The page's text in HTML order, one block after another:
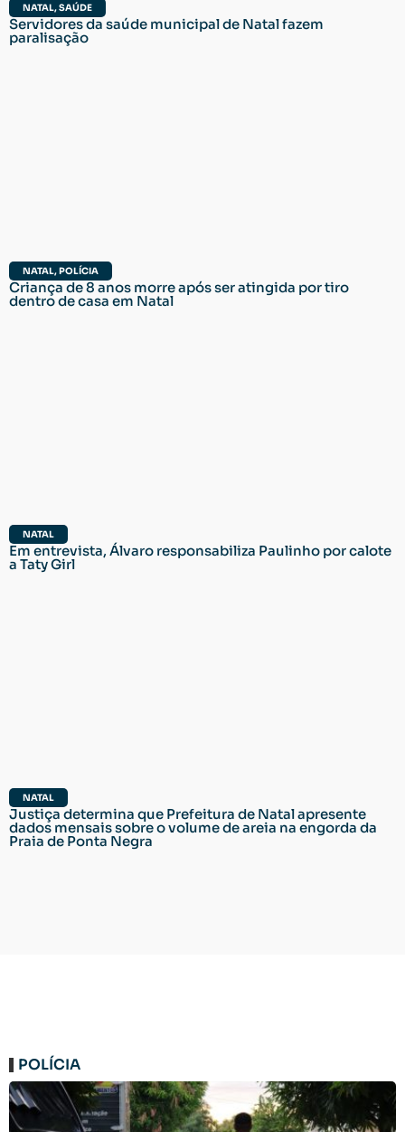
NATAL,SAÚDE
Servidores da saúde municipal de Natal fazem
paralisação
NATAL,POLÍCIA
Criança de 8 anos morre após ser atingida por tiro
dentro de casa em Natal
NATAL
Em entrevista, Álvaro responsabiliza Paulinho por calote
a Taty Girl
NATAL
Justiça determina que Prefeitura de Natal apresente
dados mensais sobre o volume de areia na engorda da
Praia de Ponta Negra
POLÍCIA